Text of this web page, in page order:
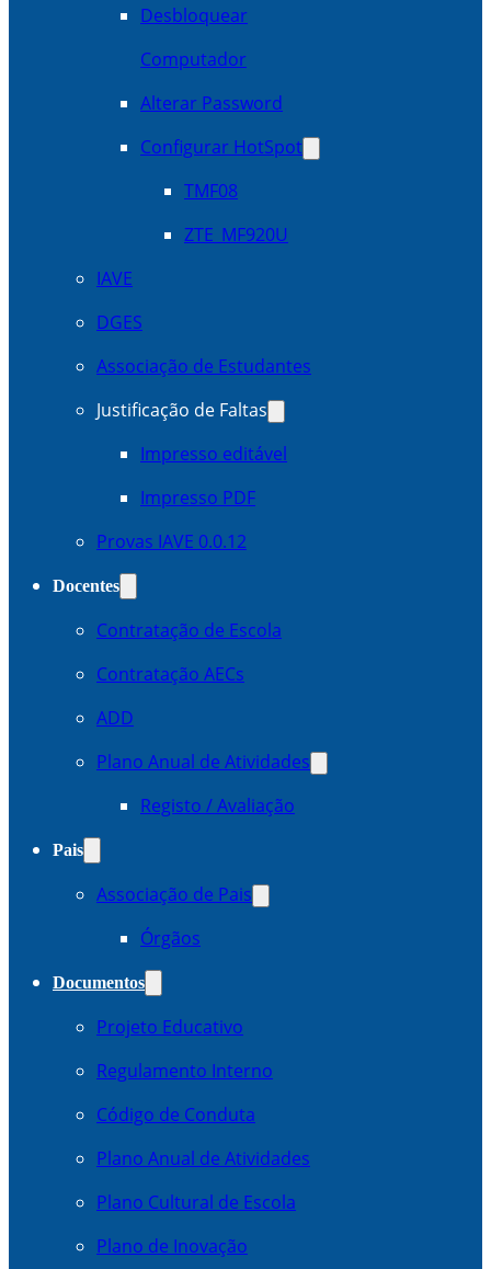
Desbloquear
Computador
Alterar Password
Configurar HotSpot
TMF08
ZTE_MF920U
IAVE
DGES
Associação de Estudantes
Justificação de Faltas
Impresso editável
Impresso PDF
Provas IAVE 0.0.12
Docentes
Contratação de Escola
Contratação AECs
ADD
Plano Anual de Atividades
Registo / Avaliação
Pais
Associação de Pais
Órgãos
Documentos
Projeto Educativo
Regulamento Interno
Código de Conduta
Plano Anual de Atividades
Plano Cultural de Escola
Plano de Inovação